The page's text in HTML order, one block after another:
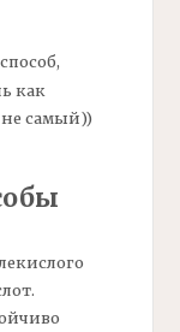
как
самый))